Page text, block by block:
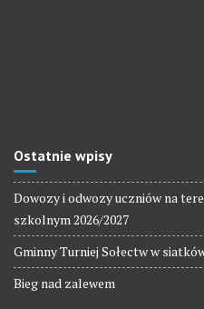
Ostatnie wpisy
Dowozy i odwozy uczniów na
szkolnym 2026/2027
Gminny Turniej Sołectw w
Bieg nad zalewem